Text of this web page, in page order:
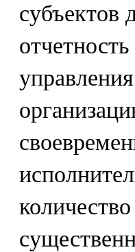
субъектов